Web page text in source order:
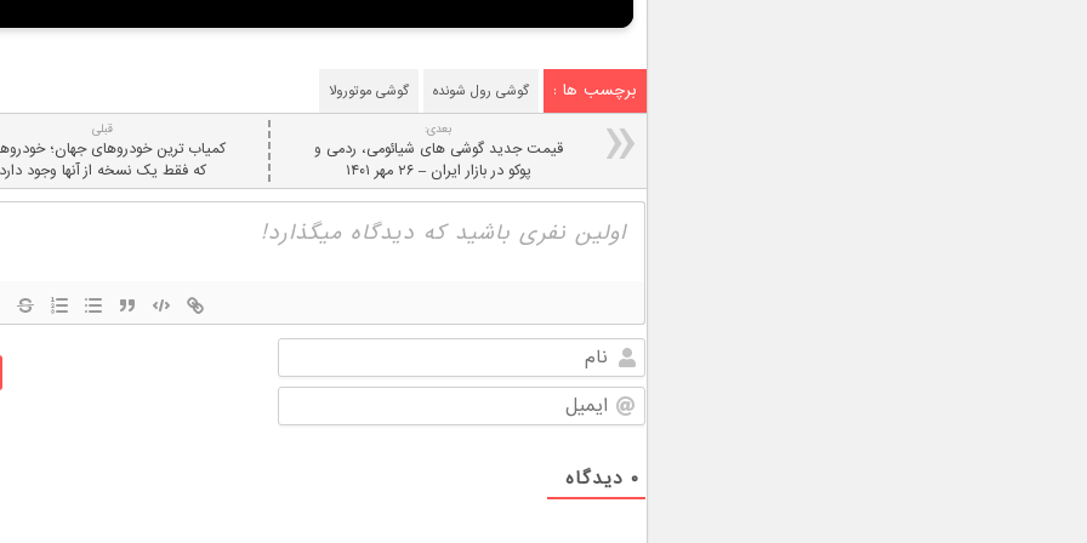
برچسب ها : گوشی رول شونده گوشی موتورولا
قبلی
کمیاب ترین خودروهای جهان؛
که فقط یک نسخه از آنها وجود دارد
بعدی:
قیمت جدید گوشی های شیائومی، ردمی و
پوکو در بازار ایران – ۲۶ مهر ۱۴۰۱
نام
ایمیل
۰ دیدگاه